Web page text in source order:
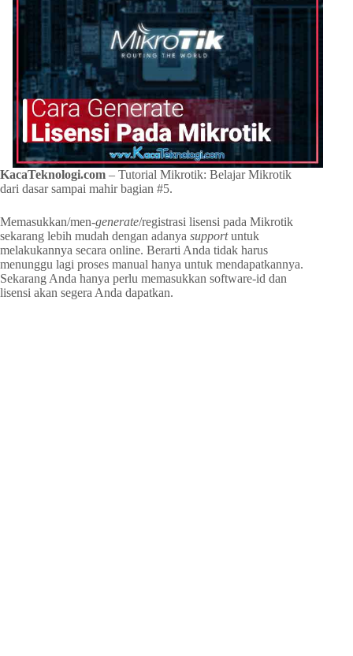
KacaTeknologi.com – Tutorial Mikrotik: Belajar Mikrotik
dari dasar sampai mahir bagian #5.
Memasukkan/men-generate/registrasi lisensi pada Mikrotik
sekarang lebih mudah dengan adanya supportuntuk
melakukannya secara online. Berarti Anda tidak harus
menunggu lagi proses manual hanya untuk mendapatkannya.
Sekarang Anda hanya perlu memasukkan software-id dan
lisensi akan segera Anda dapatkan.